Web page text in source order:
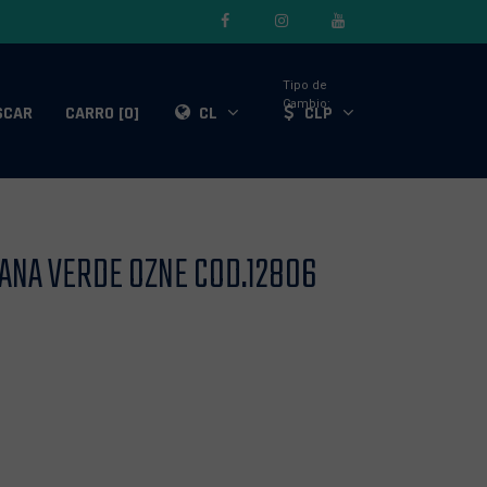
CARRO [0] CL
Tipo de
Cambio:
CLP
VERDE OZNE COD.12806